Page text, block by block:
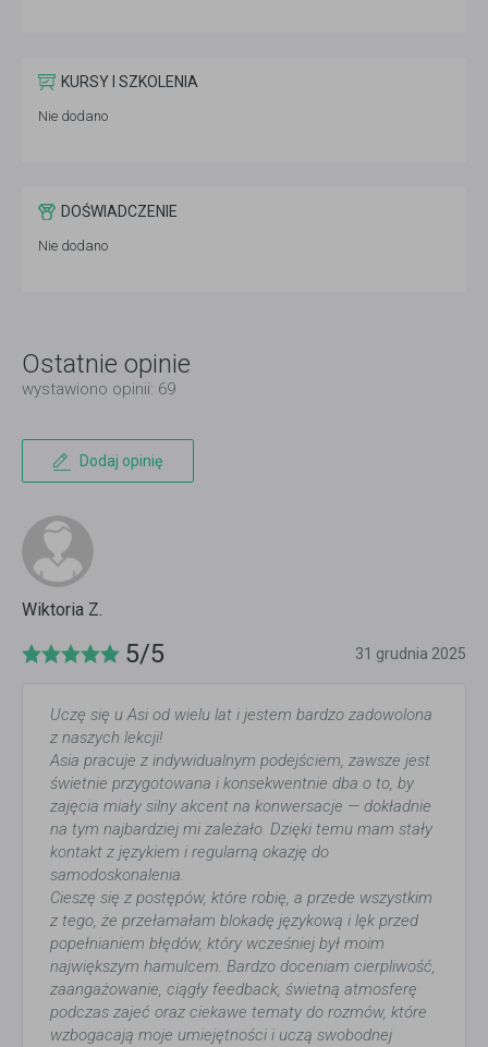
KURSY I SZKOLENIA
Nie dodano
DOŚWIADCZENIE
Nie dodano
Ostatnie opinie
wystawiono opinii: 69
Dodaj opinię
Wiktoria Z.
5/5 31 grudnia 2025
Uczę się u Asi od wielu lat i jestem bardzo zadowolona
z naszych lekcji!
Asia pracuje z indywidualnym podejściem, zawsze jest
świetnie przygotowana i konsekwentnie dba o to, by
zajęcia miały silny akcent na konwersacje — dokładnie
na tym najbardziej mi zależało. Dzięki temu mam stały
kontakt z językiem i regularną okazję do
samodoskonalenia.
Cieszę się z postępów, które robię, a przede wszystkim
z tego, że przełamałam blokadę językową i lęk przed
popełnianiem błędów, który wcześniej był moim
największym hamulcem. Bardzo doceniam cierpliwość,
zaangażowanie, ciągły feedback, świetną atmosferę
podczas zajeć oraz ciekawe tematy do rozmów, które
wzbogacają moje umiejętności i uczą swobodnej